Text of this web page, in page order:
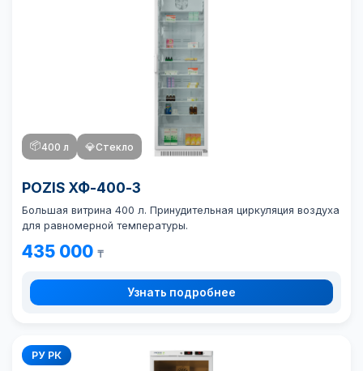
📦400 л 💎Стекло
POZIS ХФ-400-3
Большая витрина 400 л. Принудительная циркуляция воздуха
для равномерной температуры.
435 000 ₸
Узнать подробнее
РУ РК